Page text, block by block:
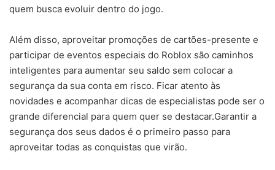
quem busca evoluir dentro do jogo.
Além disso, aproveitar promoções de cartões-presente e
participar de eventos especiais do Roblox são caminhos
inteligentes para aumentar seu saldo sem colocar a
segurança da sua conta em risco. Ficar atento às
novidades e acompanhar dicas de especialistas pode ser o
grande diferencial para quem quer se destacar.Garantir a
segurança dos seus dados é o primeiro passo para
aproveitar todas as conquistas que virão.